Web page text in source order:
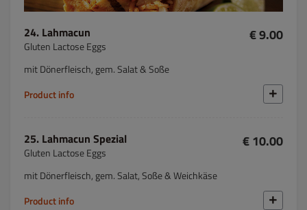
24. Lahmacun
Gluten Lactose Eggs
€ 9.00
mit Dönerfleisch, gem. Salat & Soße
Product info
25. Lahmacun Spezial
Gluten Lactose Eggs
€ 10.00
mit Dönerfleisch, gem. Salat, Soße & Weichkäse
Product info